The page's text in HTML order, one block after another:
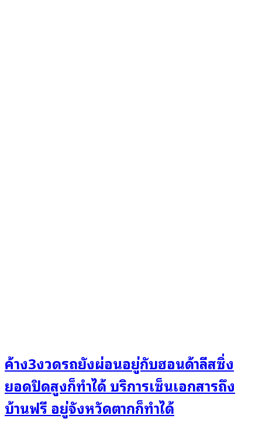
ค้าง3งวดรถยังผ่อนอยู่กับฮอนด้าลีสซิ่ง
ยอดปิดสูงก็ทำได้ บริการเซ็นเอกสารถึง
บ้านฟรี อยู่จังหวัดตากก็ทำได้